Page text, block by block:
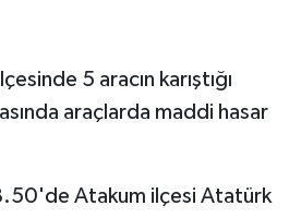
5 aracın karıştığı
araçlarda maddi hasar
Atakum ilçesi Atatürk